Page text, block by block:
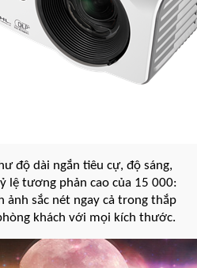
độ dài ngắn tiêu cự, độ sáng,
lệ tương phản cao của 15 000:
ảnh sắc nét ngay cả trong thắp
khách với mọi kích thước.